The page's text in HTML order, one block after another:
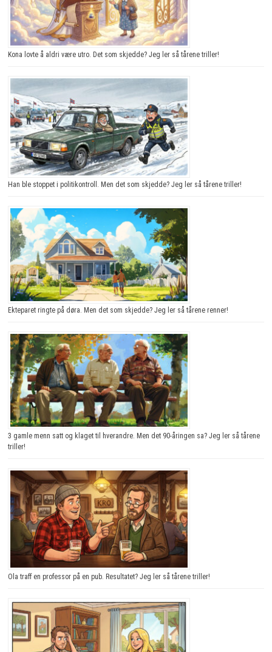
Kona lovte å aldri være utro. Det som skjedde? Jeg ler så tårene triller!
Han ble stoppet i politikontroll. Men det som skjedde? Jeg ler så tårene triller!
Ekteparet ringte på døra. Men det som skjedde? Jeg ler så tårene renner!
3 gamle menn satt og klaget til hverandre. Men det 90-åringen sa? Jeg ler så tårene
triller!
Ola traff en professor på en pub. Resultatet? Jeg ler så tårene triller!